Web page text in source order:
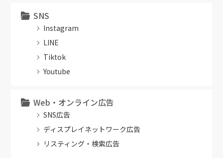
SNS
Instagram
LINE
Tiktok
Youtube
Web・オンライン広告
SNS広告
ディスプレイネットワーク広告
リスティング・検索広告